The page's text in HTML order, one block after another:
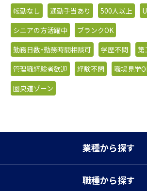
転勤なし
通勤手当あり 500人以上
シニアの方活躍中
ブランクOK
勤務日数・勤務時間相談可
学歴不問
第
管理職経験者歓迎
経験不問
職場見学
圏央道ゾーン
業種から探す
職種から探す